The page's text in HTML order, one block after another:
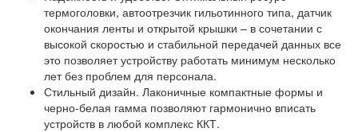
термоголовки, автоотрезчик гильотинного типа, датчик
окончания ленты и открытой крышки – в сочетании с
высокой скоростью и стабильной передачей данных все
это позволяет устройству работать минимум несколько
лет без проблем для персонала.
Стильный дизайн. Лаконичные компактные формы и
черно-белая гамма позволяют гармонично вписать
устройств в любой комплекс ККТ.